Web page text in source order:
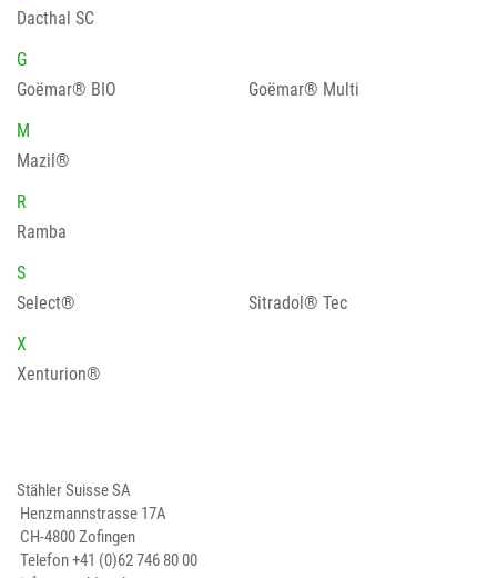
Dacthal SC
G
Goëmar® BIO
Goëmar® Multi
M
Mazil®
R
Ramba
S
Select®
Sitradol® Tec
X
Xenturion®
Stähler Suisse SA
Henzmannstrasse 17A
CH-4800 Zofingen
Telefon+41 (0)62 746 80 00